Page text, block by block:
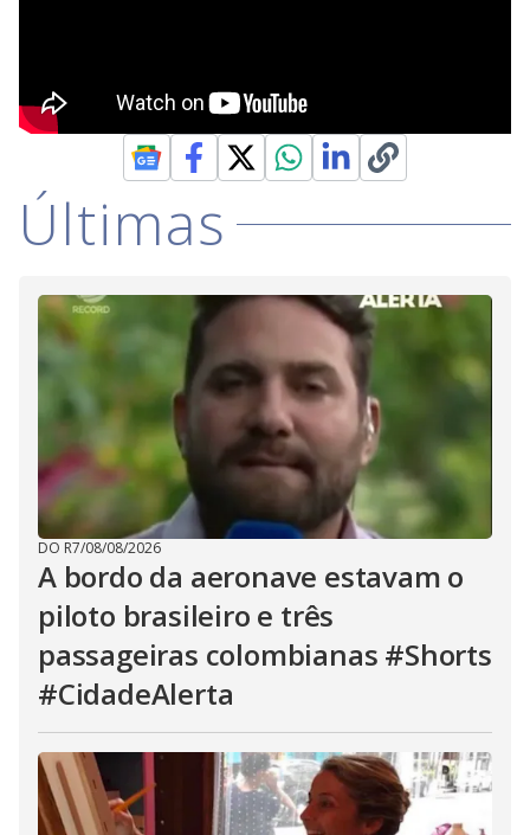
Últimas
DO R7/08/08/2026
A bordo da aeronave estavam o
piloto brasileiro e três
passageiras colombianas #Shorts
#CidadeAlerta